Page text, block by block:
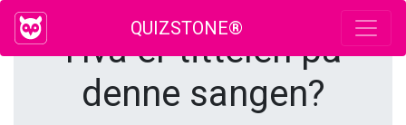
QUIZSTONE®
Hva er tittelen på
denne sangen?